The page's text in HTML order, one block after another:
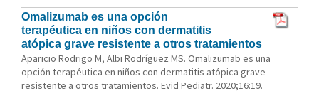
Omalizumab es una opción
terapéutica en niños con dermatitis
atópica grave resistente a otros tratamientos
Aparicio Rodrigo M, Albi Rodríguez MS. Omalizumab es una
opción terapéutica en niños con dermatitis atópica grave
resistente a otros tratamientos. Evid Pediatr. 2020;16:19.